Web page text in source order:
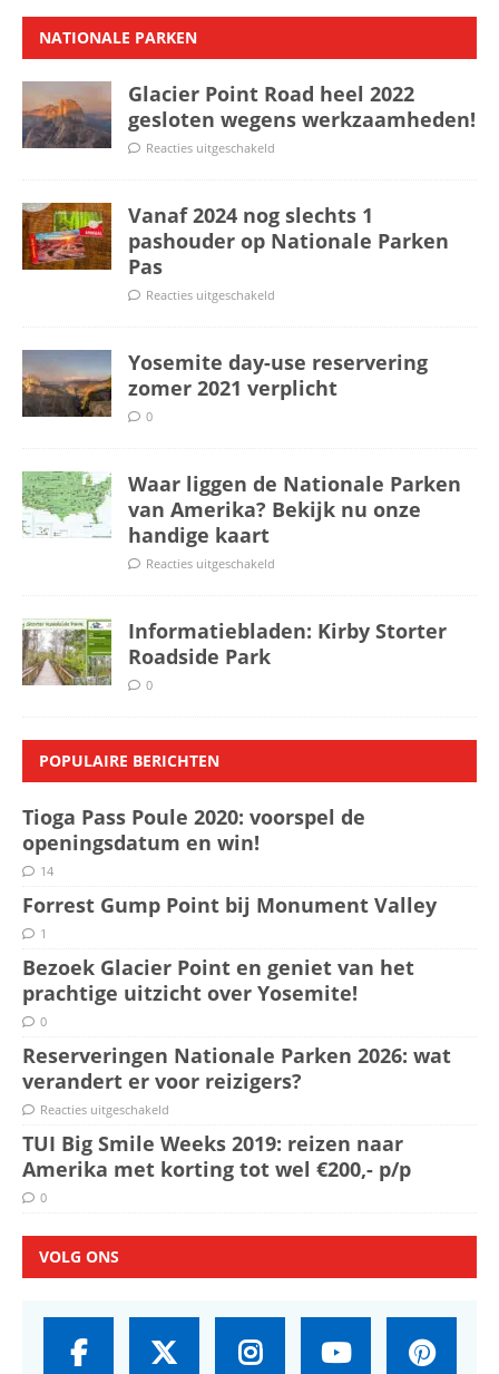
NATIONALE PARKEN
Glacier Point Road heel 2022
gesloten wegens werkzaamheden!
Reacties uitgeschakeld
Vanaf 2024 nog slechts 1
pashouder op Nationale Parken
Pas
Reacties uitgeschakeld
Yosemite day-use reservering
zomer 2021 verplicht
0
Waar liggen de Nationale Parken
van Amerika? Bekijk nu onze
handige kaart
Reacties uitgeschakeld
Informatiebladen: Kirby Storter
Roadside Park
0
POPULAIRE BERICHTEN
Tioga Pass Poule 2020: voorspel de
openingsdatum en win!
14
Forrest Gump Point bij Monument Valley
1
Bezoek Glacier Point en geniet van het
prachtige uitzicht over Yosemite!
0
Reserveringen Nationale Parken 2026: wat
verandert er voor reizigers?
Reacties uitgeschakeld
TUI Big Smile Weeks 2019: reizen naar
Amerika met korting tot wel €200,- p/p
0
VOLG ONS